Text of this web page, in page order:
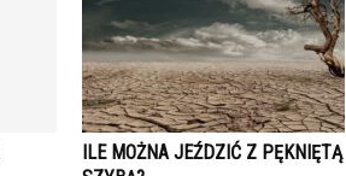
ILE MOŻNA JEŹDZIĆ Z PĘKNIĘTĄ